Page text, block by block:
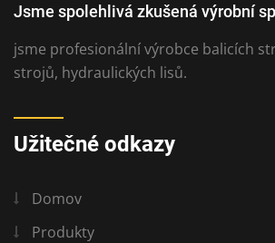
Jsme spolehlivá zkušená výrobní
jsme profesionální výrobce balicích
strojů, hydraulických lisů.
Užitečné odkazy
Domov
Produkty